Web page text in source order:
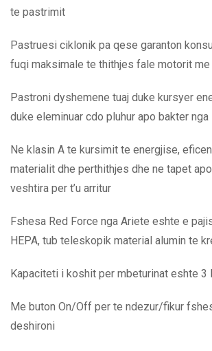
te pastrimit
Pastruesi ciklonik pa qese garanton
fuqi maksimale te thithjes fale motorit
Pastroni dyshemene tuaj duke kursyer
duke eleminuar cdo pluhur apo bakter nga
Ne klasin A te kursimit te energjise,
materialit dhe perthithjes dhe ne tapet
veshtira per t’u arritur
Fshesa Red Force nga Ariete eshte e
HEPA, tub teleskopik material alumin te
Kapaciteti i koshit per mbeturinat eshte 3
Me buton On/Off per te ndezur/fikur
deshironi